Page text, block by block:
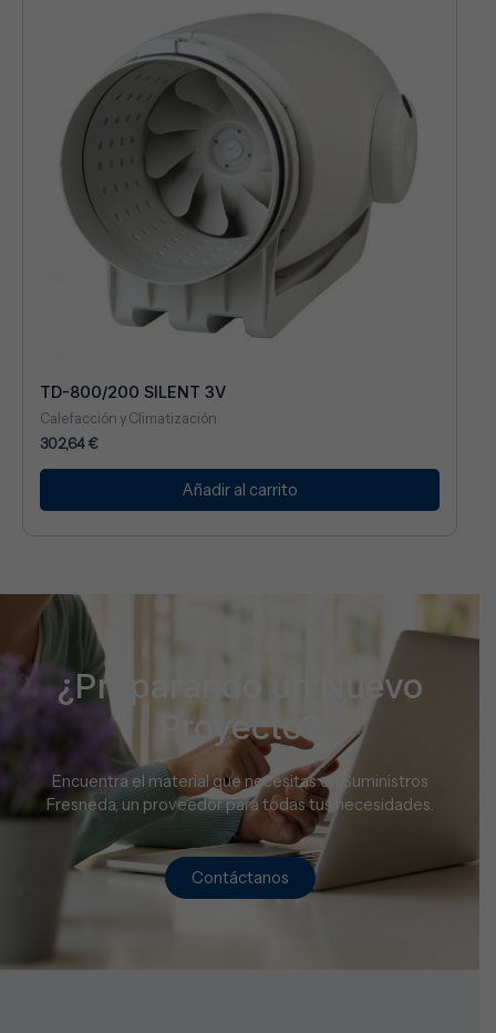
TD-800/200 SILENT 3V
Calefacción y Climatización
302,64€
Añadir al carrito
¿Preparando un Nuevo
Proyecto?
Encuentra el material que necesitas en Suministros
Fresneda, un proveedor para todas tus necesidades.
Contáctanos